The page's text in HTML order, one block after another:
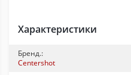
Характеристики
Бренд.:
Centershot